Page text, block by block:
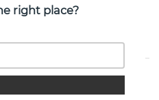
right place?